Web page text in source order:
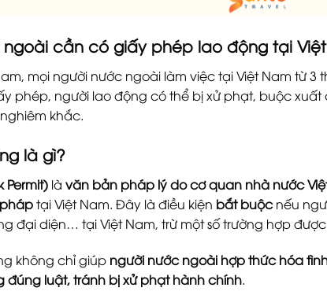
ngoài cần có giấy phép lao động tại
mọi người nước ngoài làm việc tại Việt Nam từ
phép, người lao động có thể bị xử phạt, buộc
khắc.
là gì?
Permit)là văn bản pháp lý do cơ quan nhà nước
tại Việt Nam. Đây là điều kiện bắt buộcnếu
đại diện… tại Việt Nam, trừ một số trường hợp
không chỉ giúp người nước ngoài hợp thức hóa
luật, tránh bị xử phạt hành chính.